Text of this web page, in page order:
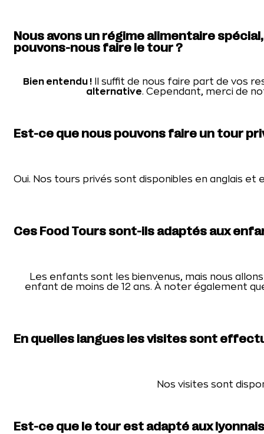
Nous avons un régime alimentaire spécial,
pouvons-nous faire le tour ?
Bien entendu !Il suffit de nous faire part de vos
alternative. Cependant, merci de
Est-ce que nous pouvons faire un tour
Oui. Nos tours privés sont disponibles en anglais
Ces Food Tours sont-ils adaptés aux
Les enfants sont les bienvenus, mais nous
enfant de moins de 12 ans. À noter également
En quelles langues les visites sont
Nos visites sont
Est-ce que le tour est adapté aux